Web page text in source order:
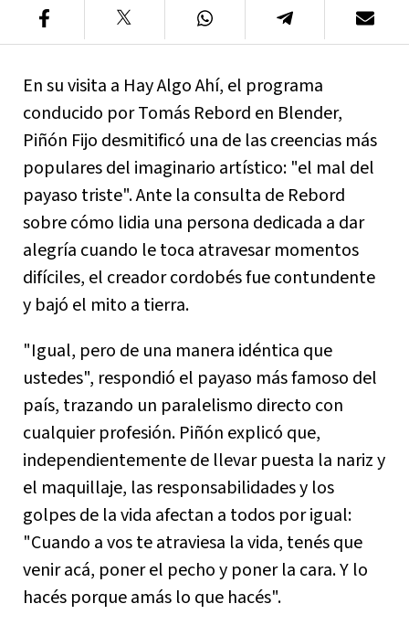
En su visita a Hay Algo Ahí, el programa
conducido por Tomás Rebord en Blender,
Piñón Fijo desmitificó una de las creencias más
populares del imaginario artístico: "el mal del
payaso triste". Ante la consulta de Rebord
sobre cómo lidia una persona dedicada a dar
alegría cuando le toca atravesar momentos
difíciles, el creador cordobés fue contundente
y bajó el mito a tierra.
"Igual, pero de una manera idéntica que
ustedes", respondió el payaso más famoso del
país, trazando un paralelismo directo con
cualquier profesión. Piñón explicó que,
independientemente de llevar puesta la nariz y
el maquillaje, las responsabilidades y los
golpes de la vida afectan a todos por igual:
"Cuando a vos te atraviesa la vida, tenés que
venir acá, poner el pecho y poner la cara. Y lo
hacés porque amás lo que hacés".